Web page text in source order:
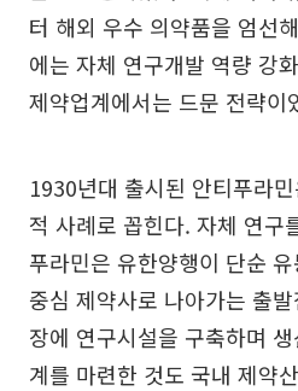
터 해외 우수 의약품을 엄선
에는 자체 연구개발 역량 강
제약업계에서는 드문 전략이
1930년대 출시된 안티푸라
적 사례로 꼽힌다. 자체 연구
푸라민은 유한양행이 단순
중심 제약사로 나아가는 출
장에 연구시설을 구축하며
계를 마련한 것도 국내 제약